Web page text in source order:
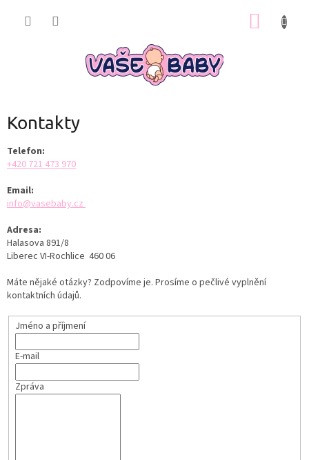
Kontakty
Telefon:
+420 721 473 970
Email:
info@vasebaby.cz
Adresa:
Halasova 891/8
Liberec VI-Rochlice 460 06
Máte nějaké otázky? Zodpovíme je. Prosíme o pečlivé vyplnění
kontaktních údajů.
Jméno a příjmení
E-mail
Zpráva